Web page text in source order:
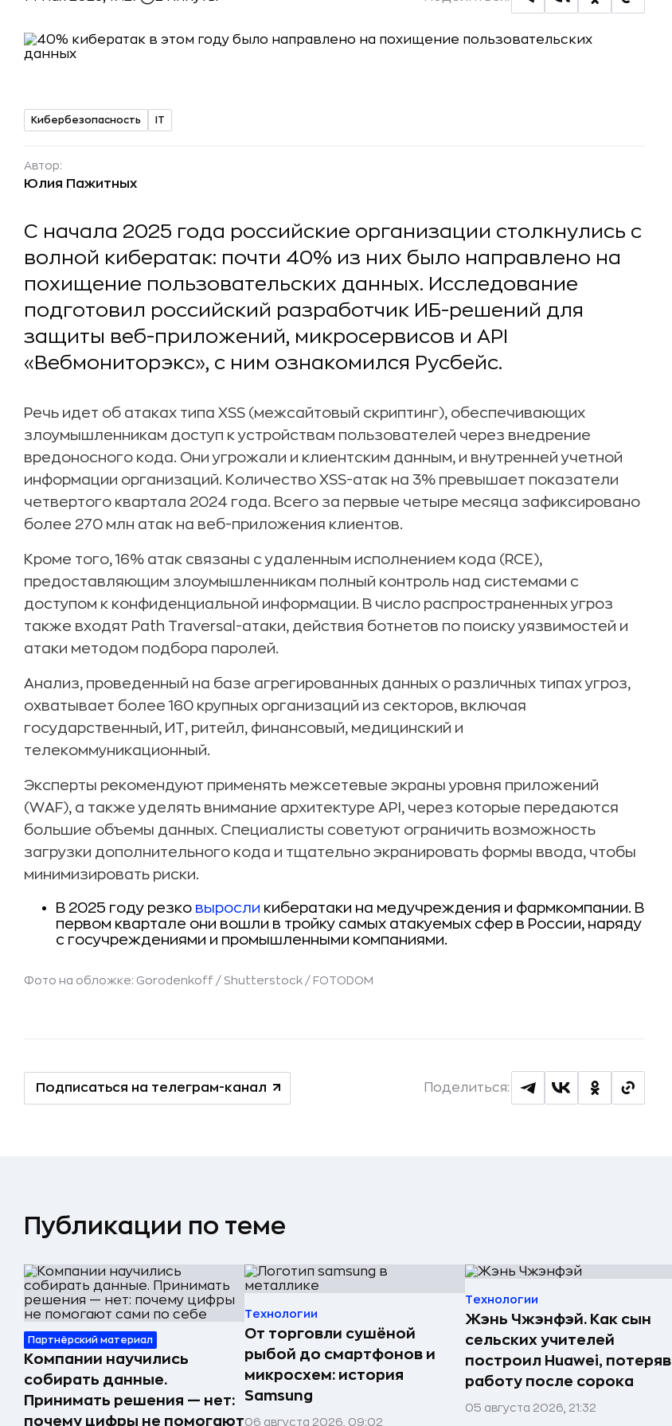
Кибербезопасность IT
Автор:
Юлия Пажитных
С начала 2025 года российские организации столкнулись с
волной кибератак: почти 40% из них было направлено на
похищение пользовательских данных. Исследование
подготовил российский разработчик ИБ-решений для
защиты веб-приложений, микросервисов и API
«Вебмониторэкс», с ним ознакомился Русбейс.
Речь идет об атаках типа XSS (межсайтовый скриптинг), обеспечивающих
злоумышленникам доступ к устройствам пользователей через внедрение
вредоносного кода. Они угрожали и клиентским данным, и внутренней учетной
информации организаций. Количество XSS-атак на 3% превышает показатели
четвертого квартала 2024 года. Всего за первые четыре месяца зафиксировано
более 270 млн атак на веб-приложения клиентов.
Кроме того, 16% атак связаны с удаленным исполнением кода (RCE),
предоставляющим злоумышленникам полный контроль над системами с
доступом к конфиденциальной информации. В число распространенных угроз
также входят Path Traversal-атаки, действия ботнетов по поиску уязвимостей и
атаки методом подбора паролей.
Анализ, проведенный на базе агрегированных данных о различных типах угроз,
охватывает более 160 крупных организаций из секторов, включая
государственный, ИТ, ритейл, финансовый, медицинский и
телекоммуникационный.
Эксперты рекомендуют применять межсетевые экраны уровня приложений
(WAF), а также уделять внимание архитектуре API, через которые передаются
большие объемы данных. Специалисты советуют ограничить возможность
загрузки дополнительного кода и тщательно экранировать формы ввода, чтобы
минимизировать риски.
В 2025 году резко выросли кибератаки на медучреждения и фармкомпании. В
первом квартале они вошли в тройку самых атакуемых сфер в России, наряду
с госучреждениями и промышленными компаниями.
Фото на обложке: Gorodenkoff / Shutterstock / FOTODOM
Подписаться на телеграм-канал Поделиться:
Публикации по теме
Партнёрский материал
Компании научились
собирать данные.
Принимать решения — нет:
почему цифры не помогают
Технологии
От торговли сушёной
рыбой до смартфонов и
микросхем: история
Samsung
06 августа 2026, 09:02
Технологии
Жэнь Чжэнфэй. Как сын
сельских учителей
построил Huawei, потеряв
работу после сорока
05 августа 2026, 21:32